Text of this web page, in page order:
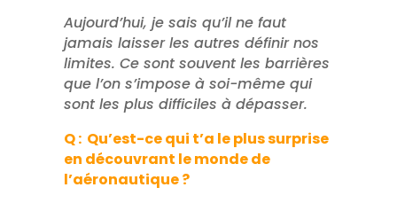
Aujourd’hui, je sais qu’il ne faut
jamais laisser les autres définir nos
limites. Ce sont souvent les barrières
que l’on s’impose à soi-même qui
sont les plus difficiles à dépasser.
Q : Qu’est-ce qui t’a le plus surprise
en découvrant le monde de
l’aéronautique ?